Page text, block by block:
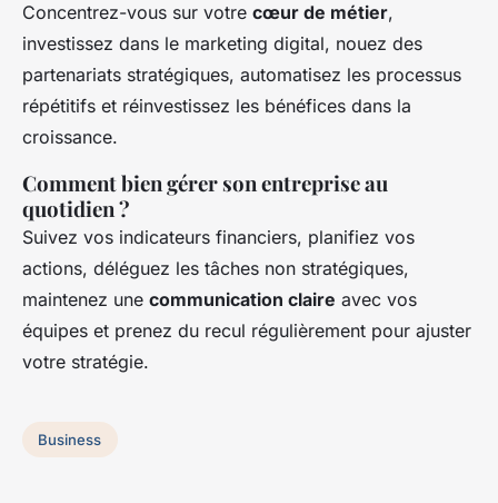
Concentrez-vous sur votre cœur de métier,
investissez dans le marketing digital, nouez des
partenariats stratégiques, automatisez les processus
répétitifs et réinvestissez les bénéfices dans la
croissance.
Comment bien gérer son entreprise au
quotidien ?
Suivez vos indicateurs financiers, planifiez vos
actions, déléguez les tâches non stratégiques,
maintenez une communication claire avec vos
équipes et prenez du recul régulièrement pour ajuster
votre stratégie.
Business